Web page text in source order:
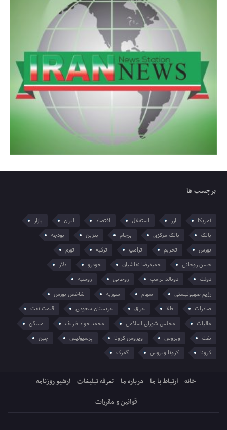
برچسب ها
آمریکا ارز استقلال اقتصاد ایران
بازار
بانک
بانک مرکزی برجام بنزین
بودجه
بورس
تحریم ترامپ ترکیه
تورم
حسن روحانی
حمیدرضا نقاشیان خودرو
دلار
دولت
دونالد ترامپ روحانی
روسیه
رژیم صهیونیستی
سهام سوریه
شاخص بورس
صادرات
طلا عراق عربستان سعودی
قیمت نفت
مالیات
مجلس شورای اسلامی محمد جواد ظریف
مسکن
نفت
ویروس ویروس کرونا پرسپولیس
چین
کرونا
کرونا ویروس گمرک
خانه ارتباط با ما درباره ما تعرفه تبلیغات ارشیو روزنامه
قوانین و مقررات